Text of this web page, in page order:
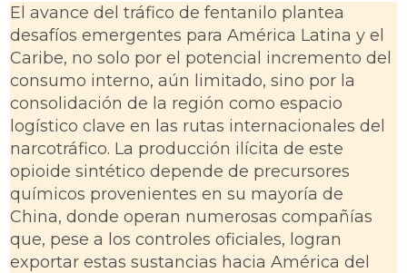
El avance del tráfico de fentanilo plantea
desafíos emergentes para América Latina y el
Caribe, no solo por el potencial incremento del
consumo interno, aún limitado, sino por la
consolidación de la región como espacio
logístico clave en las rutas internacionales del
narcotráfico. La producción ilícita de este
opioide sintético depende de precursores
químicos provenientes en su mayoría de
China, donde operan numerosas compañías
que, pese a los controles oficiales, logran
exportar estas sustancias hacia América del